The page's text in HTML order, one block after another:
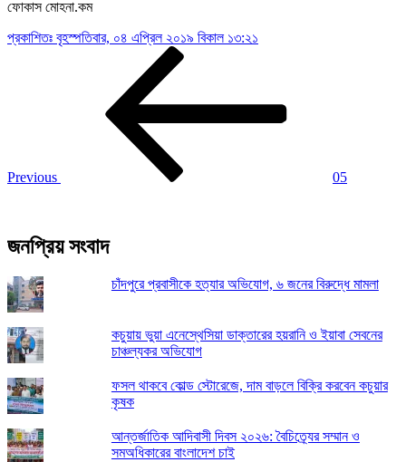
ফোকাস মোহনা.কম
প্রকাশিতঃ বৃহস্পতিবার, ০৪ এপ্রিল ২০১৯ বিকাল ১৩:২১
Previous 05
জনপ্রিয় সংবাদ
চাঁদপুরে প্রবাসীকে হত্যার অভিযোগ, ৬ জনের বিরুদ্ধে মামলা
কচুয়ায় ভুয়া এনেস্থেসিয়া ডাক্তারের হয়রানি ও ইয়াবা সেবনের
চাঞ্চল্যকর অভিযোগ
ফসল থাকবে কোল্ড স্টোরেজে, দাম বাড়লে বিক্রি করবেন কচুয়ার
কৃষক
আন্তর্জাতিক আদিবাসী দিবস ২০২৬: বৈচিত্র্যের সম্মান ও
সমঅধিকারের বাংলাদেশ চাই